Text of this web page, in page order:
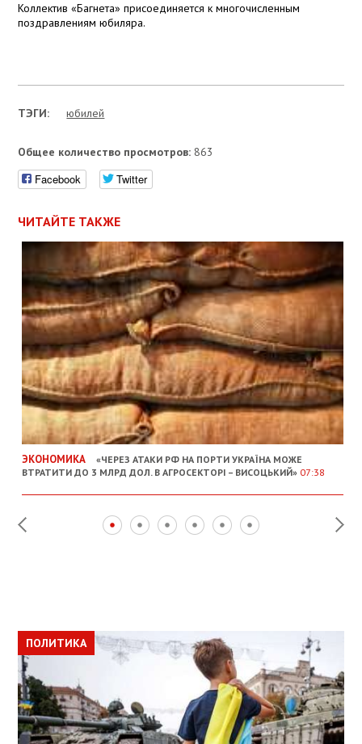
Коллектив «Багнета» присоединяется к многочисленным
поздравлениям юбиляра.
ТЭГИ: юбилей
Общее количество просмотров: 863
Facebook Twitter
ЧИТАЙТЕ ТАКЖЕ
ЭКОНОМИКА
«ЧЕРЕЗ АТАКИ РФ НА ПОРТИ УКРАЇНА МОЖЕ
ВТРАТИТИ ДО 3 МЛРД ДОЛ. В АГРОСЕКТОРІ – ВИСОЦЬКИЙ» 07:38
ПОЛИТИКА
ПОЛИТИКА
ОБЩЕСТВО
ПОЛИТИКА
ЭКОНОМИКА